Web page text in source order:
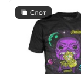
Слот